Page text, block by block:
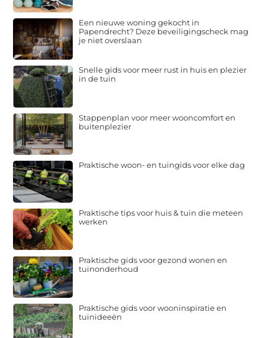
Een nieuwe woning gekocht in
Papendrecht? Deze beveiligingscheck mag
je niet overslaan
Snelle gids voor meer rust in huis en plezier
in de tuin
Stappenplan voor meer wooncomfort en
buitenplezier
Praktische woon- en tuingids voor elke dag
Praktische tips voor huis & tuin die meteen
werken
Praktische gids voor gezond wonen en
tuinonderhoud
Praktische gids voor wooninspiratie en
tuinideeën